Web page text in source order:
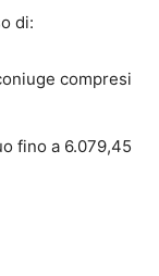
di:
compresi
fino a 6.079,45